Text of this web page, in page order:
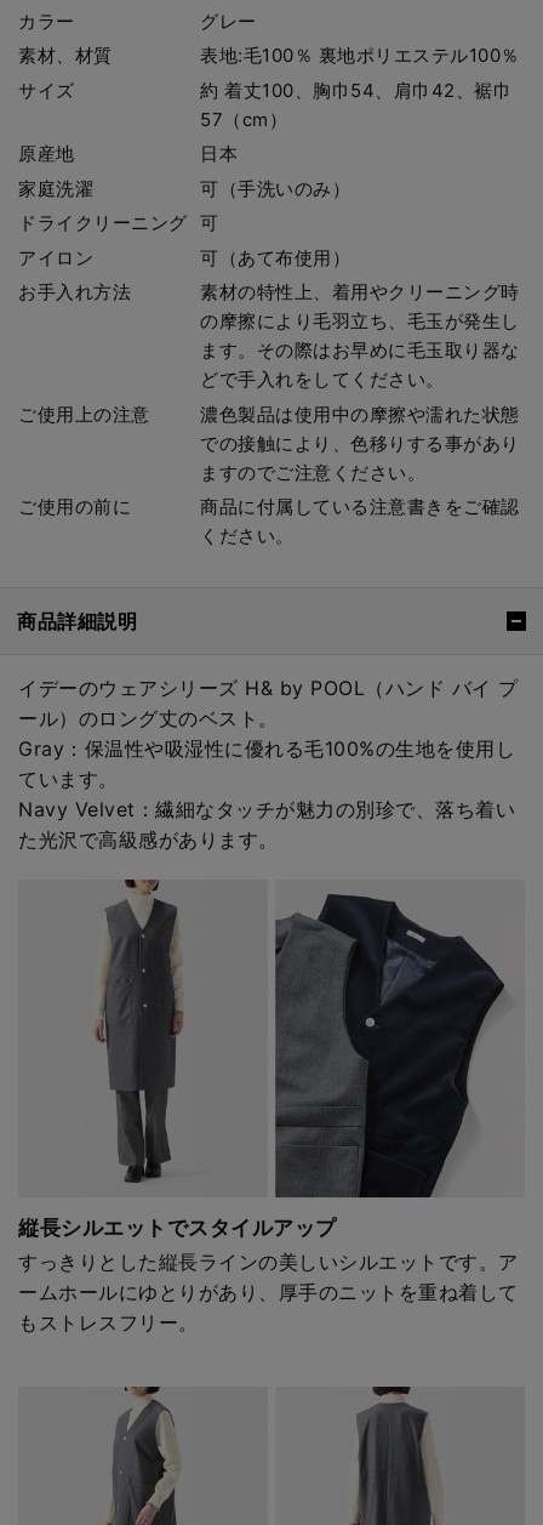
カラー
グレー
素材、材質
表地:毛100％ 裏地ポリエステル100％
サイズ
約 着丈100、胸巾54、肩巾42、裾巾
57（cm）
原産地
日本
家庭洗濯
可（手洗いのみ）
ドライクリーニング
可
アイロン
可（あて布使用）
お手入れ方法
素材の特性上、着用やクリーニング時
の摩擦により毛羽立ち、毛玉が発生し
ます。その際はお早めに毛玉取り器な
どで手入れをしてください。
ご使用上の注意
濃色製品は使用中の摩擦や濡れた状態
での接触により、色移りする事があり
ますのでご注意ください。
ご使用の前に
商品に付属している注意書きをご確認
ください。
商品詳細説明
イデーのウェアシリーズ H& by POOL（ハンド バイ プ
ール）のロング丈のベスト。
Gray：保温性や吸湿性に優れる毛100%の生地を使用し
ています。
Navy Velvet：繊細なタッチが魅力の別珍で、落ち着い
た光沢で高級感があります。
縦長シルエットでスタイルアップ
すっきりとした縦長ラインの美しいシルエットです。ア
ームホールにゆとりがあり、厚手のニットを重ね着して
もストレスフリー。